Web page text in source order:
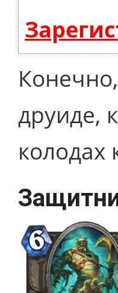
друиде,
колодах